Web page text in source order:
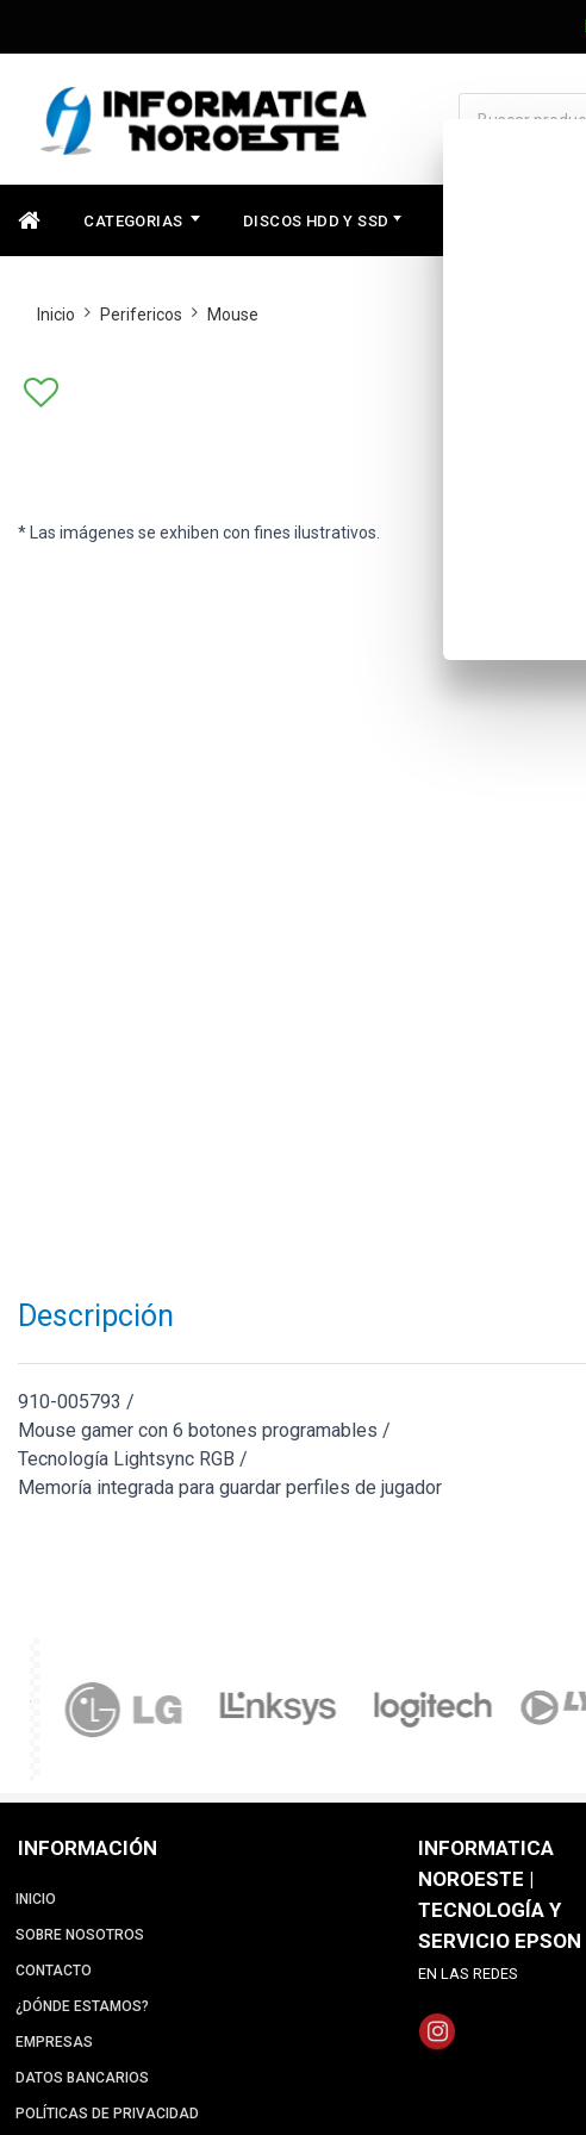
CATEGORIAS DISCOS HDD Y SSD
Inicio Perifericos Mouse
* Las imágenes se exhiben con fines ilustrativos.
Descripción
910-005793 /
Mouse gamer con 6 botones programables /
Tecnología Lightsync RGB /
Memoría integrada para guardar perfiles de jugador
INFORMACIÓN
INICIO
SOBRE NOSOTROS
CONTACTO
¿DÓNDE ESTAMOS?
EMPRESAS
DATOS BANCARIOS
POLÍTICAS DE PRIVACIDAD
INFORMATICA
NOROESTE |
TECNOLOGÍA Y
SERVICIO EPSON
EN LAS REDES